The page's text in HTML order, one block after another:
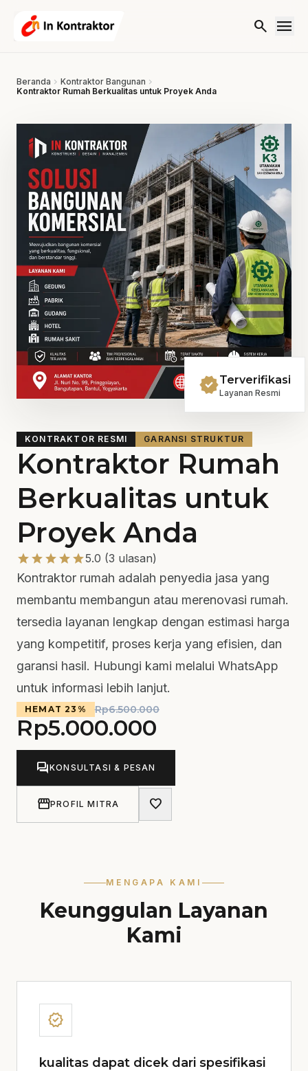
search menu
Beranda chevron_right Kontraktor Bangunan chevron_right
Kontraktor Rumah Berkualitas untuk Proyek Anda
verifiedTerverifikasi
Layanan Resmi
KONTRAKTOR RESMI GARANSI STRUKTUR
Kontraktor Rumah
Berkualitas untuk
Proyek Anda
starstarstarstarstar5.0 (3 ulasan)
Kontraktor rumah adalah penyedia jasa yang
membantu membangun atau merenovasi rumah.
tersedia layanan lengkap dengan estimasi harga
yang kompetitif, proses kerja yang efisien, dan
garansi hasil. Hubungi kami melalui WhatsApp
untuk informasi lebih lanjut.
Rp6.500.000
Rp5.000.000
HEMAT 23%
forumKONSULTASI & PESAN
storefrontPROFIL MITRA favorite
MENGAPA KAMI
Keunggulan Layanan
Kami
verified
kualitas dapat dicek dari spesifikasi